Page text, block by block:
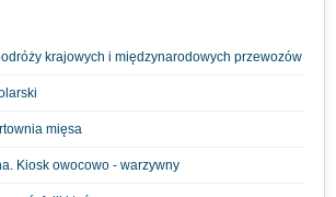
krajowych i międzynarodowych przewozów
mięsa
Kiosk owocowo - warzywny